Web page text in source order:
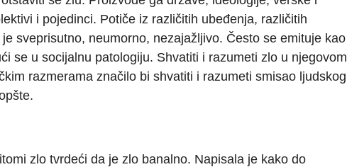
i pojedinci. Potiče iz različitih ubeđenja, različitih
sveprisutno, neumorno, nezajažljivo. Često se emituje kao
se u socijalnu patologiju. Shvatiti i razumeti zlo u njegovom
razmerama značilo bi shvatiti i razumeti smisao ljudskog
zlo tvrdeći da je zlo banalno. Napisala je kako do